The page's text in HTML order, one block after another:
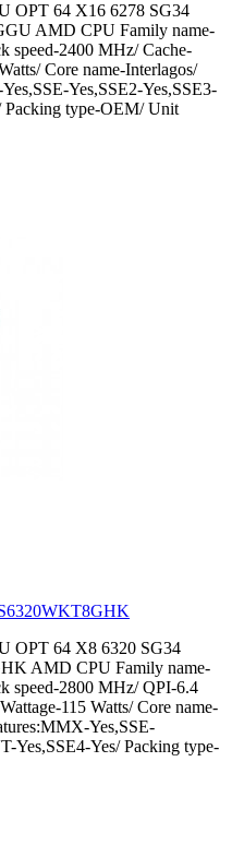
OPT 64 X16 6278 SG34
AMD CPU Family name-
speed-2400 MHz/ Cache-
Core name-Interlagos/
Yes,SSE2-Yes,SSE3-
Packing type-OEM/ Unit
OPT 64 X8 6320 SG34
AMD CPU Family name-
speed-2800 MHz/ QPI-6.4
115 Watts/ Core name-
Yes,SSE-
Yes,SSE4-Yes/ Packing type-